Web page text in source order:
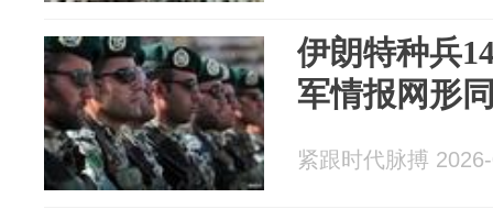
伊朗特种兵
军情报网形
紧跟时代脉搏